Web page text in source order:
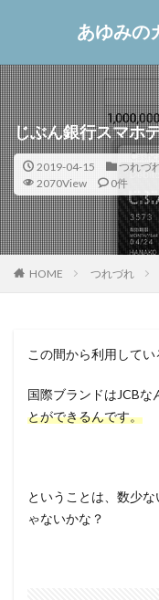
あゆみの
じぶん銀行スマホ
2019-04-15 つれづ
2070View
0件
HOME つれづれ
この間から利用してい
国際ブランドはJCBな
とができるんです。
ということは、数少
ゃないかな？